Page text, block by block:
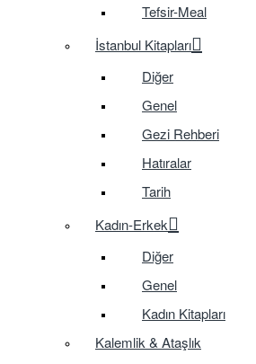
Tefsir-Meal
İstanbul Kitapları
Diğer
Genel
Gezi Rehberi
Hatıralar
Tarih
Kadın-Erkek
Diğer
Genel
Kadın Kitapları
Kalemlik & Ataşlık